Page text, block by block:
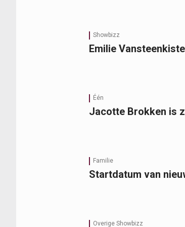
Showbizz
Emilie
Één
Jacotte Brokken is
Familie
Startdatum van
Overige Showbizz